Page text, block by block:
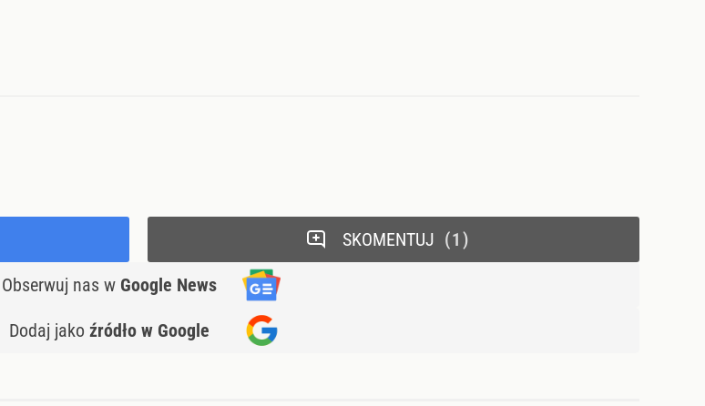
Obserwuj nas w Google News
Dodaj jako źródło w Google
SKOMENTUJ 1